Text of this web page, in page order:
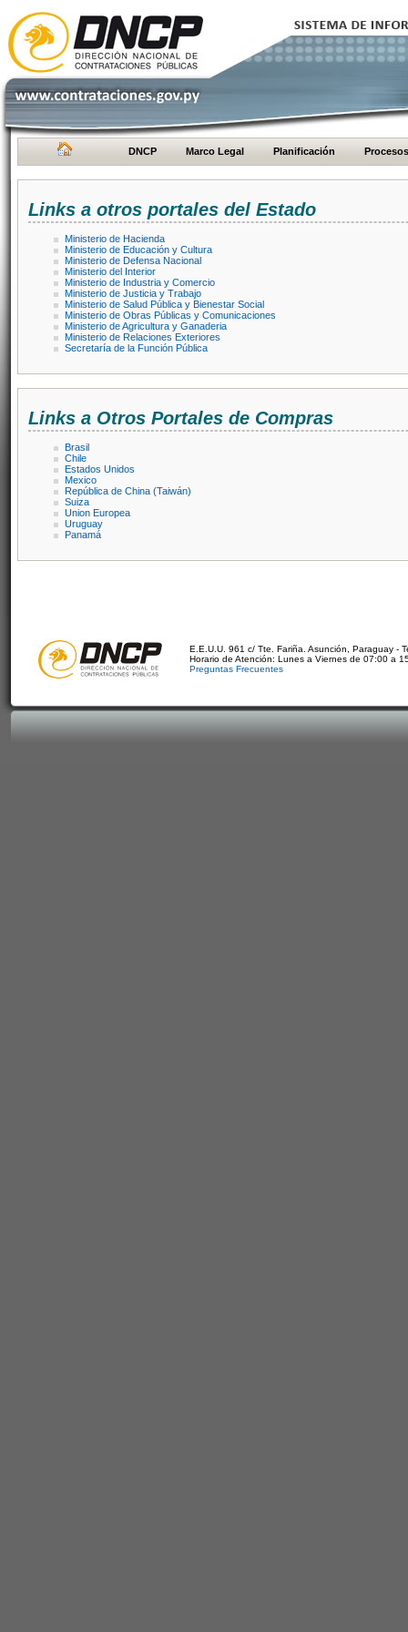
DNCP Marco Legal Planificación Procesos
Links a otros portales del Estado
Ministerio de Hacienda
Ministerio de Educación y Cultura
Ministerio de Defensa Nacional
Ministerio del Interior
Ministerio de Industria y Comercio
Ministerio de Justicia y Trabajo
Ministerio de Salud Pública y Bienestar Social
Ministerio de Obras Públicas y Comunicaciones
Ministerio de Agricultura y Ganaderia
Ministerio de Relaciones Exteriores
Secretaría de la Función Pública
Links a Otros Portales de Compras
Brasil
Chile
Estados Unidos
Mexico
República de China (Taiwán)
Suiza
Union Europea
Uruguay
Panamá
E.E.U.U. 961 c/ Tte. Fariña. Asunción, Paraguay -
Horario de Atención: Lunes a Viernes de 07:00 a
Preguntas Frecuentes